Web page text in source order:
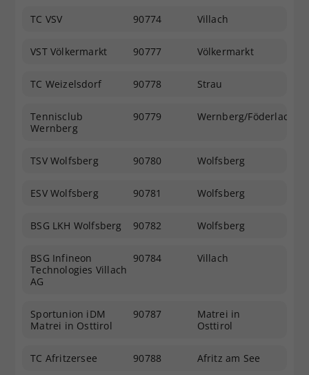
TC VSV 90774 Villach
VST Völkermarkt 90777 Völkermarkt
TC Weizelsdorf 90778 Strau
Tennisclub
Wernberg
90779 Wernberg/Föderlach
TSV Wolfsberg 90780 Wolfsberg
ESV Wolfsberg 90781 Wolfsberg
BSG LKH Wolfsberg 90782 Wolfsberg
BSG Infineon
Technologies Villach
AG
90784 Villach
Sportunion iDM
Matrei in Osttirol
90787
Matrei in
Osttirol
TC Afritzersee 90788 Afritz am See